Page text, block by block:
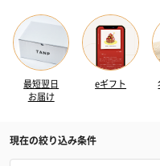
最短翌日
お届け
eギフト
現在の絞り込み条件